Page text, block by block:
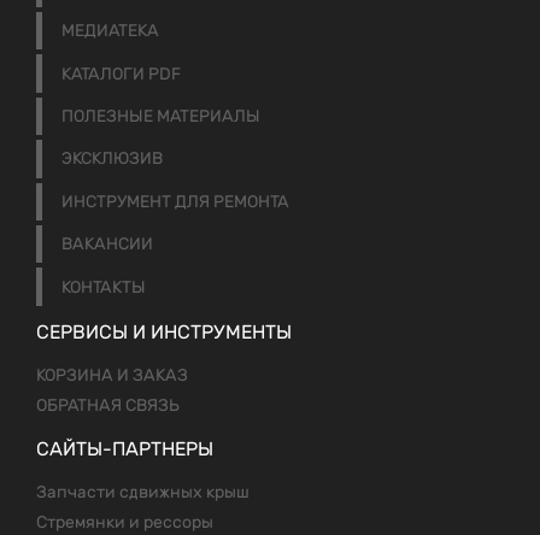
МЕДИАТЕКА
КАТАЛОГИ PDF
ПОЛЕЗНЫЕ МАТЕРИАЛЫ
ЭКСКЛЮЗИВ
ИНСТРУМЕНТ ДЛЯ РЕМОНТА
ВАКАНСИИ
КОНТАКТЫ
СЕРВИСЫ И ИНСТРУМЕНТЫ
КОРЗИНА И ЗАКАЗ
ОБРАТНАЯ СВЯЗЬ
САЙТЫ-ПАРТНЕРЫ
Запчасти сдвижных крыш
Стремянки и рессоры